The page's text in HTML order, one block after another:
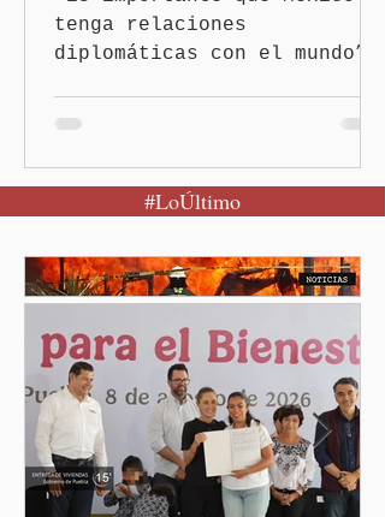
tenga relaciones
diplomáticas con el mundo”,
Sheinbaum Pardo anunció el
restablecimiento de las
entre los gobiernos de
México y Perú. “Es
la orientación política de
los gobiernos —porque hay
orientaciones políticas de
los gobiernos, llegan por
un partido, llegan por otro
— es importante que México
#LoÚltimo